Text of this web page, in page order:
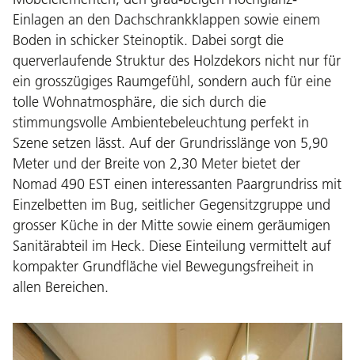
Einlagen an den Dachschrankklappen sowie einem
Boden in schicker Steinoptik. Dabei sorgt die
querverlaufende Struktur des Holzdekors nicht nur für
ein grosszügiges Raumgefühl, sondern auch für eine
tolle Wohnatmosphäre, die sich durch die
stimmungsvolle Ambientebeleuchtung perfekt in
Szene setzen lässt. Auf der Grundrisslänge von 5,90
Meter und der Breite von 2,30 Meter bietet der
Nomad 490 EST einen interessanten Paargrundriss mit
Einzelbetten im Bug, seitlicher Gegensitzgruppe und
grosser Küche in der Mitte sowie einem geräumigen
Sanitärabteil im Heck. Diese Einteilung vermittelt auf
kompakter Grundfläche viel Bewegungsfreiheit in
allen Bereichen.